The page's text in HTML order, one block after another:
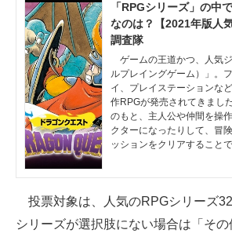
進化するPCとデバイスの未来
好きが集まる 比べて選べる
ビジネスと働き方のヒント
AI活用のいまが分かる
企業ITのトレンドを詳説
マーケ×ITの今がよく分かる
「RPGシリーズ」の中
なのは？【2021年版人
調査隊
ゲームの王道かつ、人気
ルプレイングゲーム）」。
イ、プレイステーションな
作RPGが発売されてきまし
のもと、主人公や仲間を操
クターになったりして、冒
ッションをクリアすること
投票対象は、人気のRPGシリーズ
シリーズが選択肢にない場合は「そ